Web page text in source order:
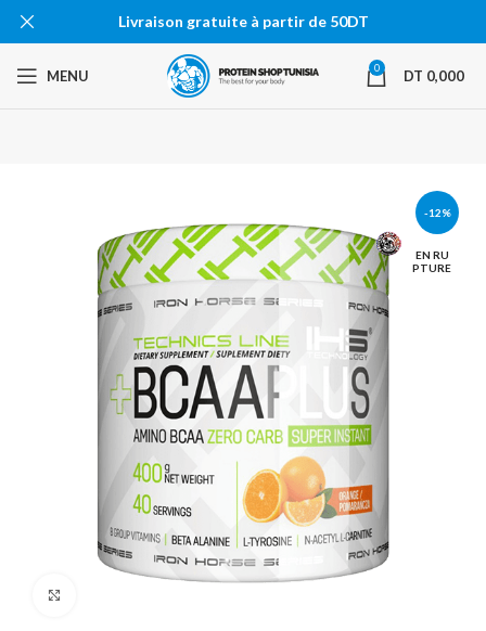
MENU 0 DT 0,000
-12%
EN RU
PTURE
Livraison gratuite à partir de 50DT